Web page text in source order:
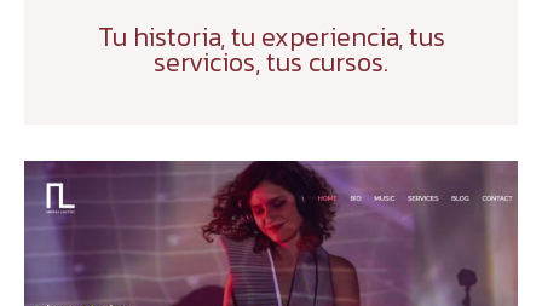
Tu historia, tu experiencia, tus
servicios, tus cursos.